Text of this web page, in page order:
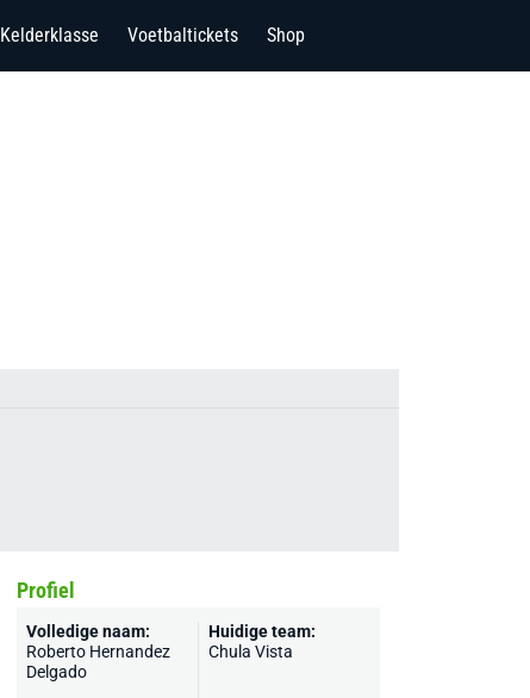
Kelderklasse Voetbaltickets Shop
Profiel
Volledige naam:
Roberto Hernandez
Delgado
Huidige team:
Chula Vista